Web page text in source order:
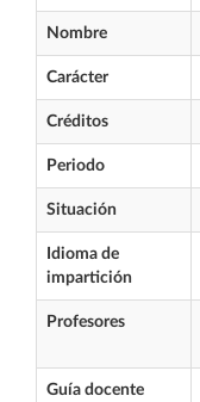
Nombre
Carácter
Créditos
Periodo
Situación
Idioma de
impartición
Profesores
Guía docente